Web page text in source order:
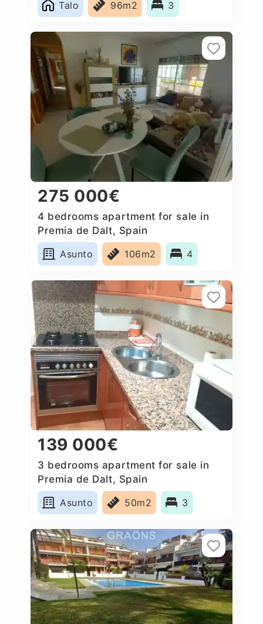
Talo 96m2 3
275 000€
4 bedrooms apartment for sale in
Premia de Dalt, Spain
Asunto
106m2 4
139 000€
3 bedrooms apartment for sale in
Premia de Dalt, Spain
Asunto
50m2 3